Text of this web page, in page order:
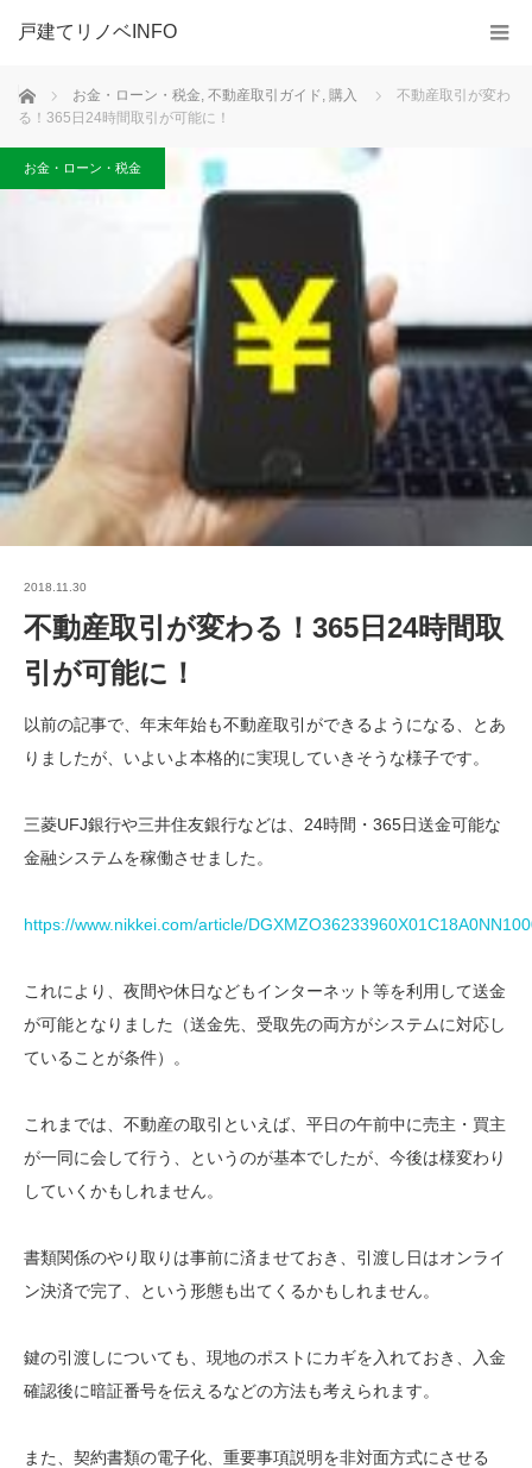
戸建てリノベINFO
ホーム お金・ローン・税金, 不動産取引ガイド, 購入
不動産取引が変わ
る！365日24時間取引が可能に！
お金・ローン・税金
2018.11.30
不動産取引が変わる！365日24時間取
引が可能に！
以前の記事で、年末年始も不動産取引ができるようになる、とあ
りましたが、いよいよ本格的に実現していきそうな様子です。
三菱UFJ銀行や三井住友銀行などは、24時間・365日送金可能な
金融システムを稼働させました。
https://www.nikkei.com/article/
これにより、夜間や休日などもインターネット等を利用して送金
が可能となりました（送金先、受取先の両方がシステムに対応し
ていることが条件）。
これまでは、不動産の取引といえば、平日の午前中に売主・買主
が一同に会して行う、というのが基本でしたが、今後は様変わり
していくかもしれません。
書類関係のやり取りは事前に済ませておき、引渡し日はオンライ
ン決済で完了、という形態も出てくるかもしれません。
鍵の引渡しについても、現地のポストにカギを入れておき、入金
確認後に暗証番号を伝えるなどの方法も考えられます。
また、契約書類の電子化、重要事項説明を非対面方式にさせる